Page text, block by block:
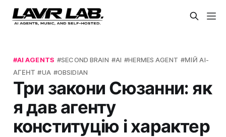
AI AGENTS SECOND BRAIN AI HERMES AGENT
МІЙ AI-
АГЕНТ
UA OBSIDIAN
Три закони Сюзанни: як
я дав агенту
конституцію і характер